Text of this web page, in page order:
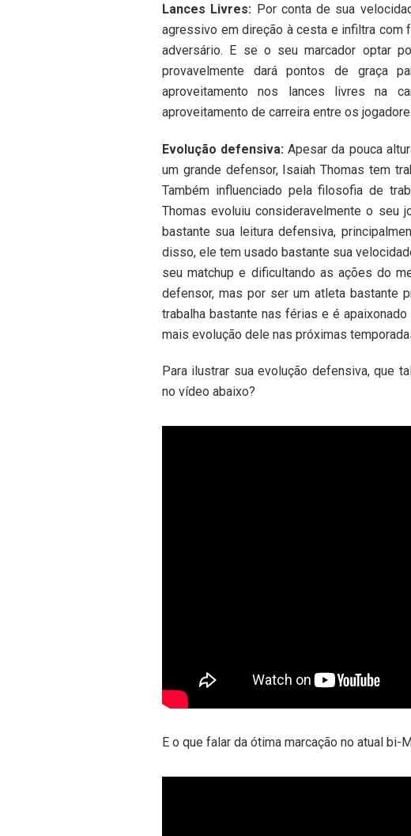
Lances Livres: Por conta de sua
agressivo em direção à cesta e infiltra com
adversário. E se o seu marcador optar
provavelmente dará pontos de graça
aproveitamento nos lances livres na
aproveitamento de carreira entre os
Evolução defensiva: Apesar da pouca
um grande defensor, Isaiah Thomas tem
Também influenciado pela filosofia de
Thomas evoluiu consideravelmente o seu
bastante sua leitura defensiva,
disso, ele tem usado bastante sua
seu matchup e dificultando as ações do
defensor, mas por ser um atleta bastante
trabalha bastante nas férias e é
mais evolução dele nas próximas
Para ilustrar sua evolução defensiva, que
no vídeo abaixo?
E o que falar da ótima marcação no atual bi-